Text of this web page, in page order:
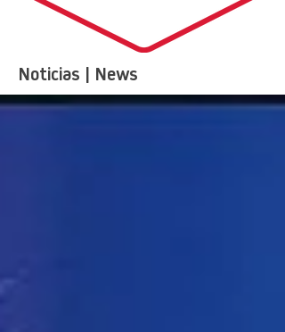
Noticias | News